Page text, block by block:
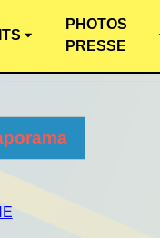
PHOTOS
PRESSE